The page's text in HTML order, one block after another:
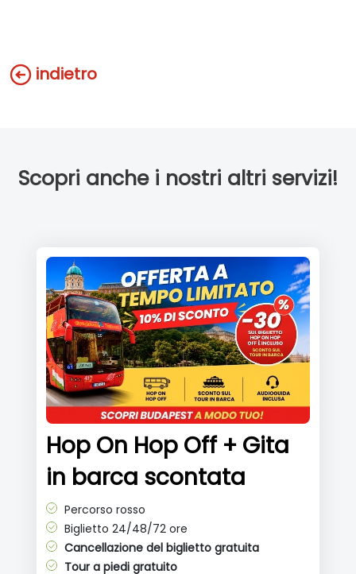
indietro
Scopri anche i nostri altri servizi!
Hop On Hop Off + Gita
in barca scontata
Percorso rosso
Biglietto 24/48/72 ore
Cancellazione del biglietto gratuita
Tour a piedi gratuito